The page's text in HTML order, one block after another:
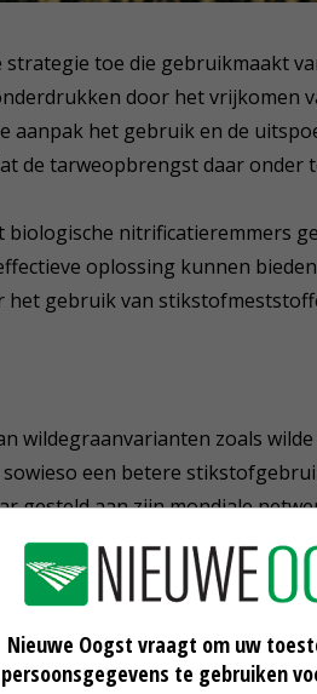
toe die gebruikmaakt
door het vrijkomen
aanpak het gebruik en de
de tarweopbrengst daar onder
nitrificatieremmers
oplossing kunnen
gebruik van
wildegraanvarianten zoals
een betere
gesteld aan zijn mondiale
om de werkzaamheid van
en de technologie te
voor alle boeren zonder
Nieuwe Oogst vraagt om uw
persoonsgegevens te gebruiken